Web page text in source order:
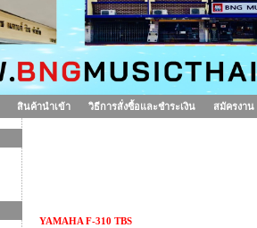
สินค้านำเข้า วิธีการสั่งซื้อและชำระเงิน สมัครงาน
YAMAHA F-310 TBS